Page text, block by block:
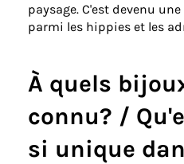
paysage. C'est devenu
parmi les hippies et les
À quels
connu? /
si unique